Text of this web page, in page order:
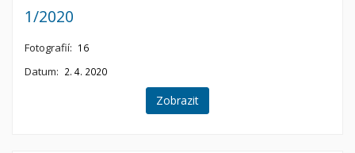
1/2020
Fotografií: 16
Datum: 2. 4. 2020
Zobrazit